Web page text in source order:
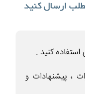
کنید .
، پیشنهادات و